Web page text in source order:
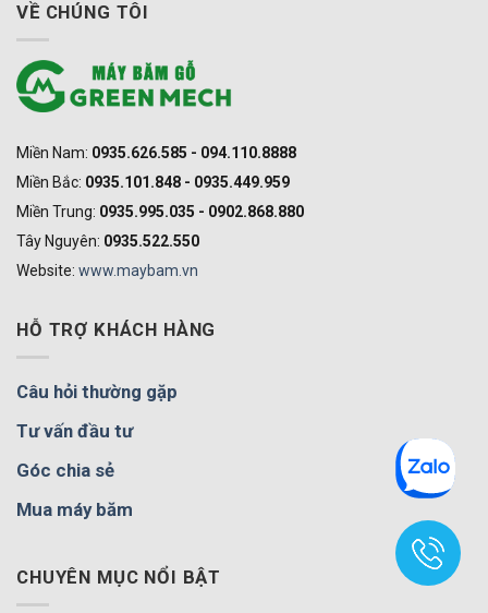
VỀ CHÚNG TÔI
Miền Nam: 0935.626.585 - 094.110.8888
Miền Bắc: 0935.101.848 - 0935.449.959
Miền Trung: 0935.995.035 - 0902.868.880
Tây Nguyên: 0935.522.550
Website: www.maybam.vn
HỖ TRỢ KHÁCH HÀNG
Câu hỏi thường gặp
Tư vấn đầu tư
Góc chia sẻ
Mua máy băm
CHUYÊN MỤC NỔI BẬT